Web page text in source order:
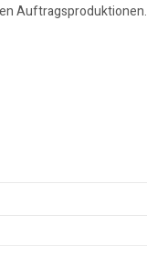
Auftragsproduktionen.